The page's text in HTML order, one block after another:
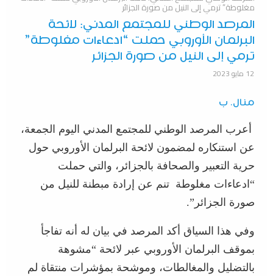
مغلوطة” ترمي إلى النيل من صورة الجزائر
المرصد الوطني للمجتمع المدني: لائحة
البرلمان الأوروبي حملت “ادعاءات مغلوطة”
ترمي إلى النيل من صورة الجزائر
12 مايو 2023
منال. ب
أعرب المرصد الوطني للمجتمع المدني اليوم الجمعة،
عن استنكاره لمضمون لائحة البرلمان الأوروبي حول
حرية التعبير والصحافة بالجزائر، والتي حملت
“ادعاءات مغلوطة تنم عن إرادة مبطنة للنيل من
صورة الجزائر”.
وفي هذا السياق أكد المرصد في بيان له أنه تفاجأ
بموقف البرلمان الأوروبي عبر لائحة “مشوهة
بالتضليل والمغالطات، وموشحة بمؤشرات منتقاة لم